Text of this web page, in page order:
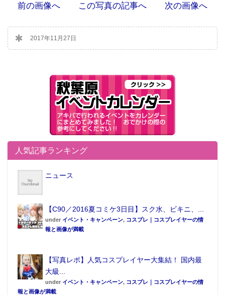
前の画像へ この写真の記事へ 次の画像へ
2017年11月27日
人気記事ランキング
ニュース
【C90／2016夏コミケ3日目】スク水、ビキニ、...
under イベント・キャンペーン, コスプレ｜コスプレイヤーの情
報と画像が満載
【写真レポ】人気コスプレイヤー大集結！ 国内最
大級...
under イベント・キャンペーン, コスプレ｜コスプレイヤーの情
報と画像が満載